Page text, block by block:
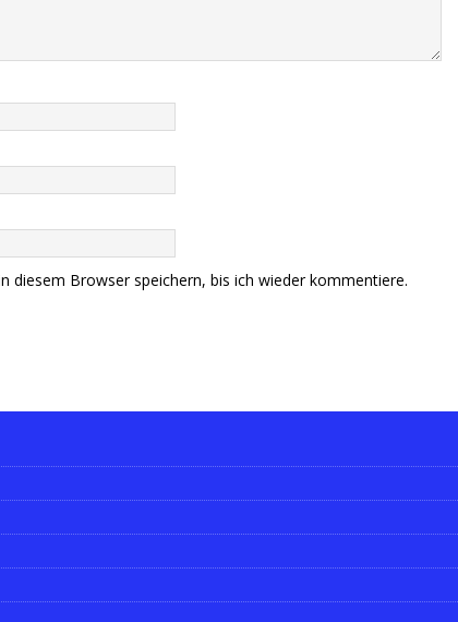
diesem Browser speichern, bis ich wieder kommentiere.